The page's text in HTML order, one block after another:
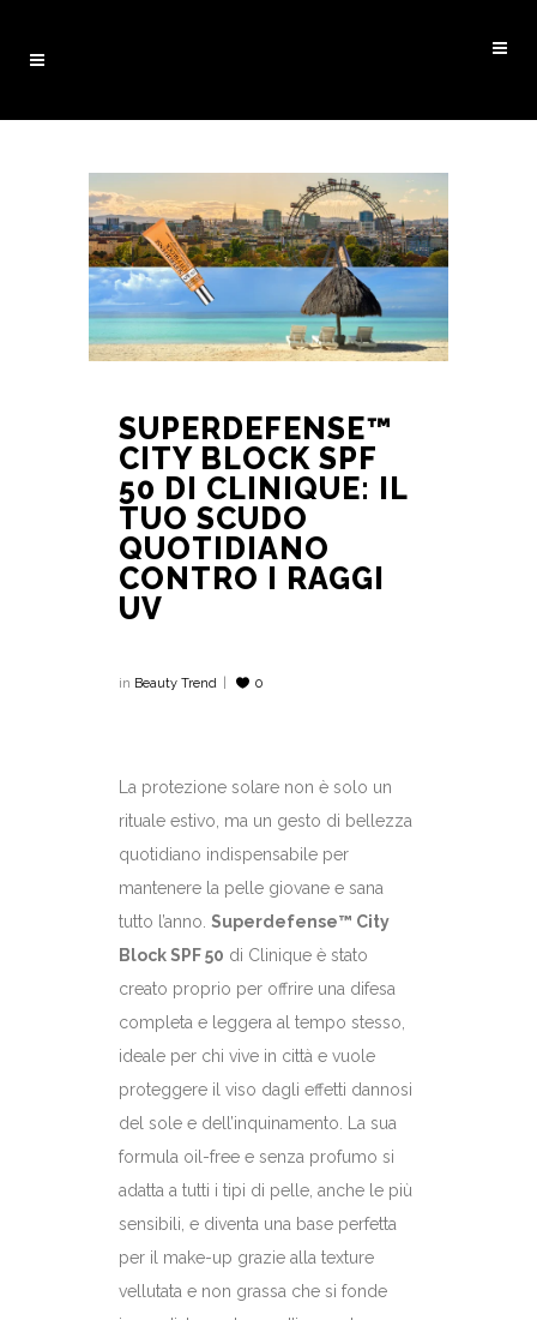
SUPERDEFENSE™
CITY BLOCK SPF
50 DI CLINIQUE: IL
TUO SCUDO
QUOTIDIANO
CONTRO I RAGGI
UV
in Beauty Trend 0
La protezione solare non è solo un
rituale estivo, ma un gesto di bellezza
quotidiano indispensabile per
mantenere la pelle giovane e sana
tutto l’anno. Superdefense™ City
Block SPF 50 di Clinique è stato
creato proprio per offrire una difesa
completa e leggera al tempo stesso,
ideale per chi vive in città e vuole
proteggere il viso dagli effetti dannosi
del sole e dell’inquinamento. La sua
formula oil-free e senza profumo si
adatta a tutti i tipi di pelle, anche le più
sensibili, e diventa una base perfetta
per il make-up grazie alla texture
vellutata e non grassa che si fonde